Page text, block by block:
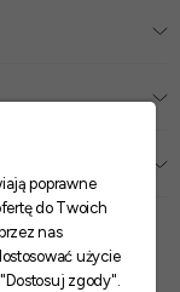
poprawne
do Twoich
nas
użycie
zgody".